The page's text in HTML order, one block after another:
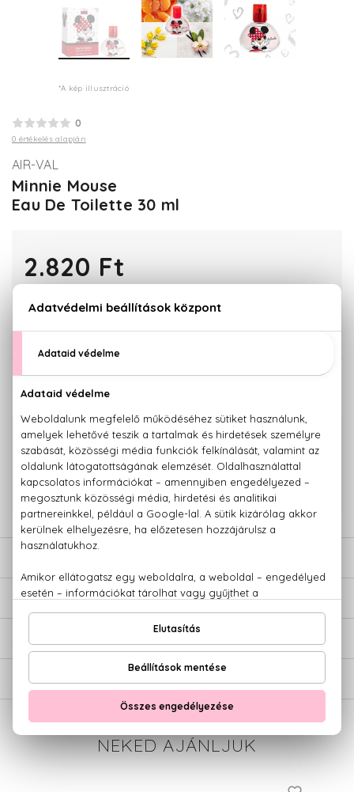
*A kép illusztráció
0
0 értékelés alapján
AIR-VAL
Minnie Mouse
Eau De Toilette 30 ml
2.820 Ft
KOSÁRBA TESZEM
100% eredeti termékek, 14 napos visszaküldési garanciával
Kérdésed van, elakadtál? Hívd ügyfélszolgálatunkat:+36 20
779 1926
ÉRTÉKELÉSEK (0)
NEKED AJÁNLJUK